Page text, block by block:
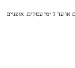
פריטים שהם לא אופניים בדרך כלל מוכנים לאיסוף באותו היום או עד 1 ימי עסקים. אופניים